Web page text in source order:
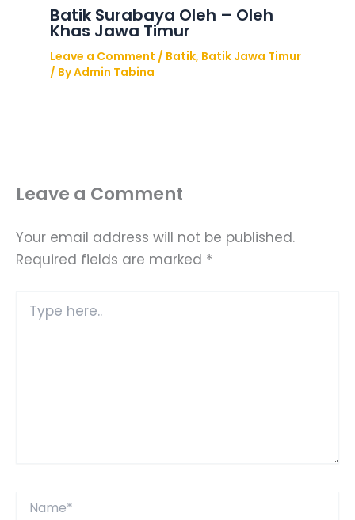
Batik Surabaya Oleh – Oleh
Khas Jawa Timur
Leave a Comment / Batik, Batik Jawa Timur
/ ByAdmin Tabina
Leave a Comment
Your email address will not be published.
Required fields are marked *
here..